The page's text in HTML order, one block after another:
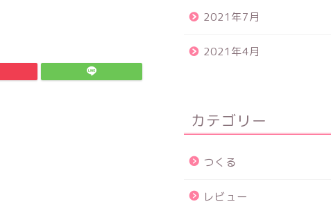
2021年7月
2021年4月
カテゴリー
つくる
レビュー